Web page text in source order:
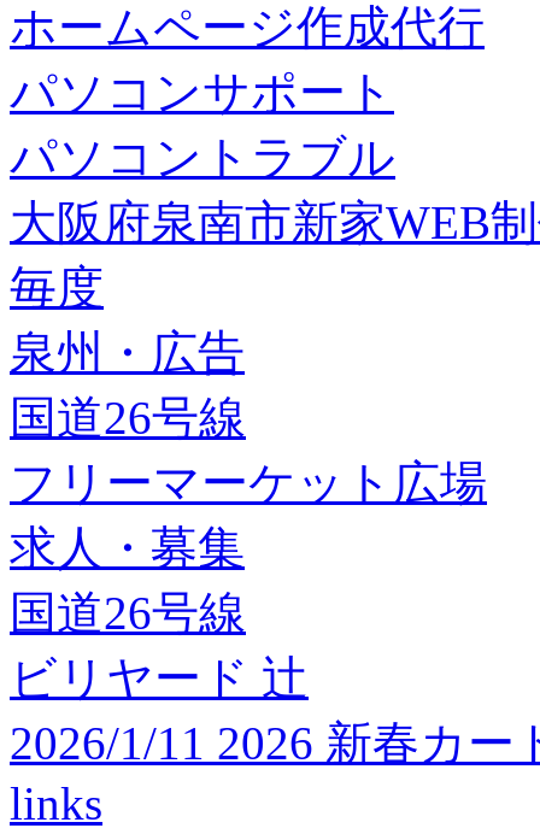
ホームページ作成代行
パソコンサポート
パソコントラブル
大阪府泉南市新家WEB
毎度
泉州・広告
国道26号線
フリーマーケット広場
求人・募集
国道26号線
ビリヤード 辻
2026/1/11 2026 新春カ
links